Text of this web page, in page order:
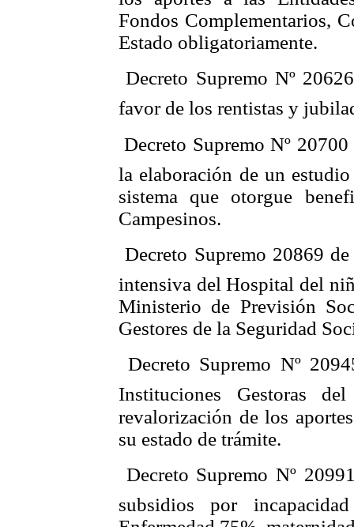
Fondos Complementarios,
Estado obligatoriamente.
 Decreto Supremo Nº
favor de los rentistas y
 Decreto Supremo Nº
la elaboración de un
sistema que otorgue
Campesinos.
 Decreto Supremo 20869
intensiva del Hospital del
Ministerio de Previsión
Gestores de la Seguridad
 Decreto Supremo Nº
Instituciones Gestoras
revalorización de los aportes
su estado de trámite.
 Decreto Supremo Nº
subsidios por